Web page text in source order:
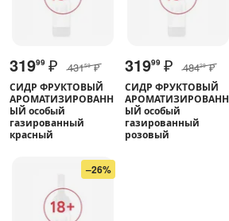
31999 ₽ 43159 ₽
СИДР ФРУКТОВЫЙ
АРОМАТИЗИРОВАНН
ЫЙ особый
газированный
красный
31999 ₽ 48429 ₽
СИДР ФРУКТОВЫЙ
АРОМАТИЗИРОВАНН
ЫЙ особый
газированный
розовый
–26%